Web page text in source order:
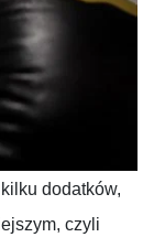
dodatków,
czyli